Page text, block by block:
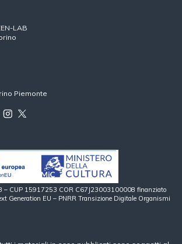
LAB
Piemonte
– CUP 15917253 COR C67J23003100008 finanziato
Generation EU – PNRR Transizione Digitale Organismi